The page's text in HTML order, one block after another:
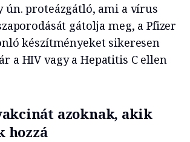
ún. proteázgátló, ami a vírus
gátolja meg, a Pfizer
készítményeket sikeresen
a HIV vagy a Hepatitis C ellen
azoknak, akik
hozzá